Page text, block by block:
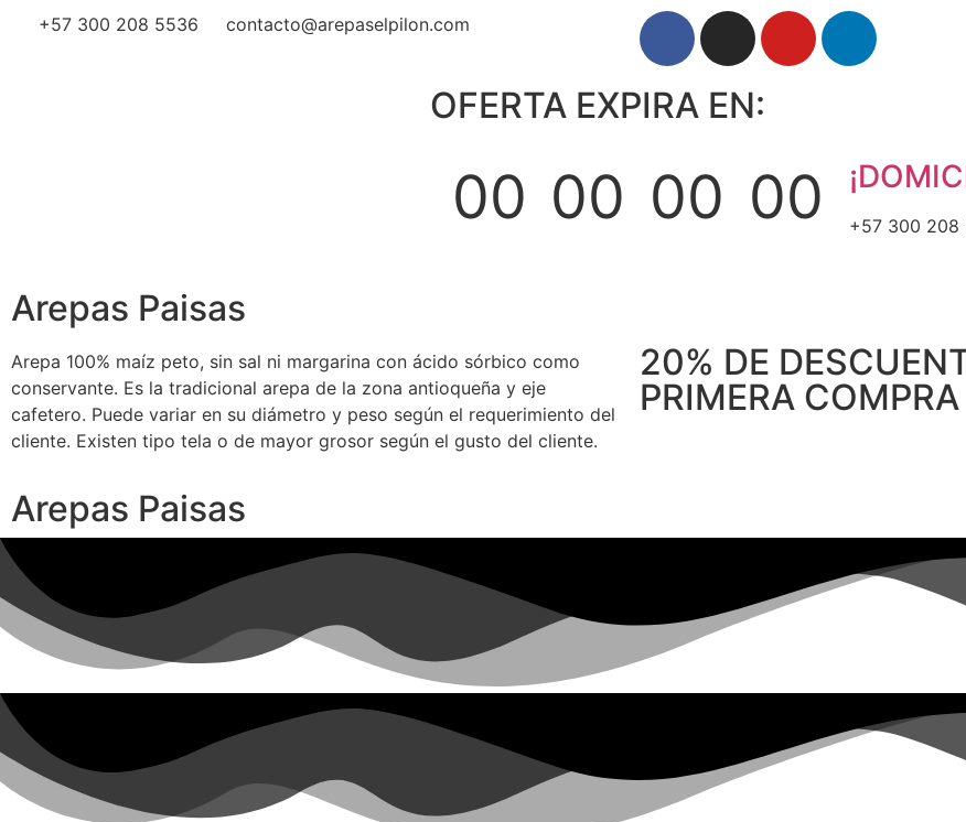
+57 300 208 5536 contacto@arepaselpilon.com
OFERTA EXPIRA EN:
00 00 00 00 +57 300 208
Arepas Paisas
Arepa 100% maíz peto, sin sal ni margarina con ácido sórbico como
conservante. Es la tradicional arepa de la zona antioqueña y eje
cafetero. Puede variar en su diámetro y peso según el requerimiento del
cliente. Existen tipo tela o de mayor grosor según el gusto del cliente.
20% DE
PRIMERA COMPRA
Arepas Paisas